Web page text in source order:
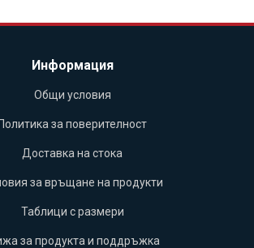
Информация
Общи условия
Политика за поверителност
Доставка на стока
за връщане на продукти
Таблици с размери
за продукта и поддръжка